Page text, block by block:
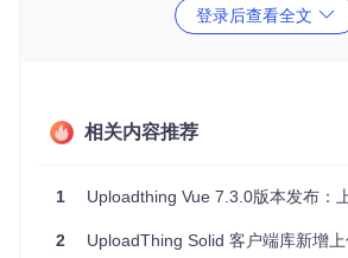
想象一下，拥有这样一个工具，无论是对
数据库中提取信息，还是对于AI开发者构
数据库查询自动生成
成SQL语句。
的程序指令。
多领域问答系统
应用自动化管理等。
登录后查看全文
相关内容推荐
1 Uploadthing Vue 7.3.0版本发布：上传进
2 UploadThing Solid 客户端库新增上传